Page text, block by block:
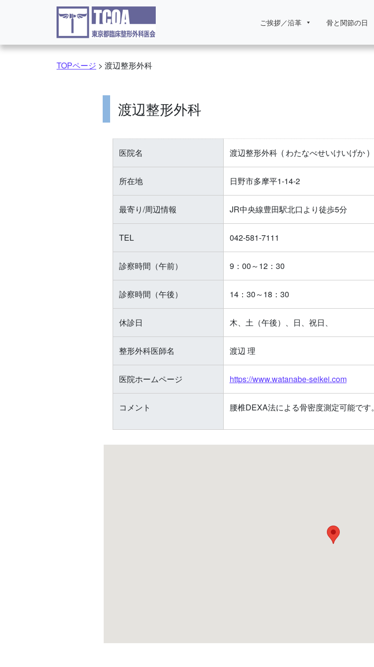
コンテンツへスキップ
ご挨拶／沿革 骨と関節の日
TOPページ > 渡辺整形外科
渡辺整形外科
医院名 渡辺整形外科 ( わたなべせいけいげか )
所在地 日野市多摩平1-14-2
最寄り/周辺情報 JR中央線豊田駅北口より徒歩5分
TEL 042-581-7111
診察時間（午前） 9：00～12：30
診察時間（午後） 14：30～18：30
休診日 木、土（午後）、日、祝日、
整形外科医師名 渡辺 理
医院ホームページ https://www.watanabe-seikei.com
コメント 腰椎DEXA法による骨密度測定可能です。